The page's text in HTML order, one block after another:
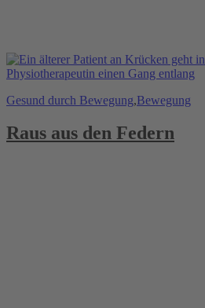
Gesund durch Bewegung,Bewegung
Raus aus den Federn